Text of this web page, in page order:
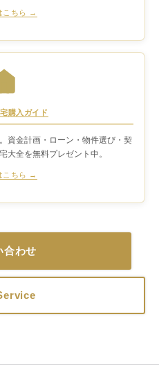
こちら →
購入ガイド
資金計画・ローン・物件選び・契
大全を無料プレゼント中。
こちら →
合わせ